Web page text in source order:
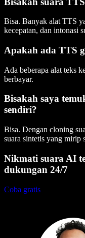
Bisa. Banyak alat TTS
kecepatan, dan intonasi
Apakah ada TTS
Ada beberapa alat teks
berbayar.
Bisakah saya
sendiri?
Bisa. Dengan cloning
suara sintetis yang mirip
Nikmati suara AI
dukungan 24/7
Coba gratis